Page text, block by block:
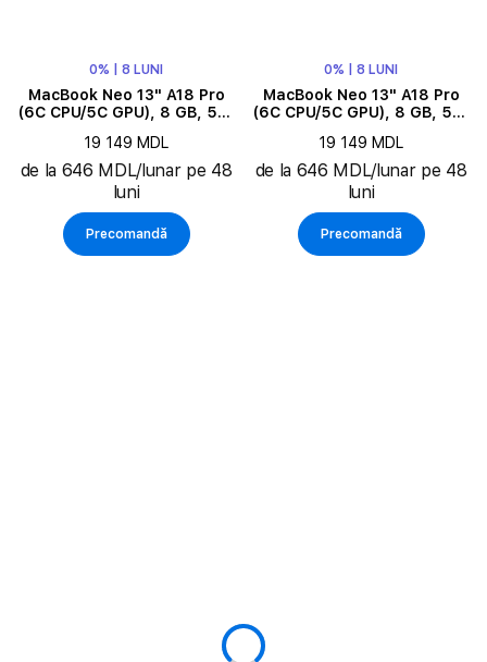
0% | 8 LUNI
MacBook Neo 13" A18 Pro
(6C CPU/5C GPU), 8 GB, 512
19 149 MDL
de la 646 MDL/lunar pe 48
luni
Precomandă
0% | 8 LUNI
MacBook Neo 13" A18 Pro
(6C CPU/5C GPU), 8 GB, 512
19 149 MDL
de la 646 MDL/lunar pe 48
luni
Precomandă